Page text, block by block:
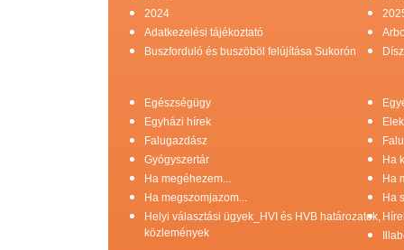
2024
Adatkezelési tájékoztató
Buszforduló és buszöböl felújítása Sukorón
Egészségügy
Egyházi hírek
Falugazdász
Gyógyszertár
Ha
Ha megéhezem...
Ha
Ha megszomjazom...
Ha
Helyi választási ügyek_HVI és HVB határozatok,
közlemények